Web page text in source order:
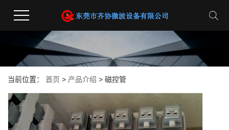
当前位置： 首页 > 产品介绍 > 磁控管